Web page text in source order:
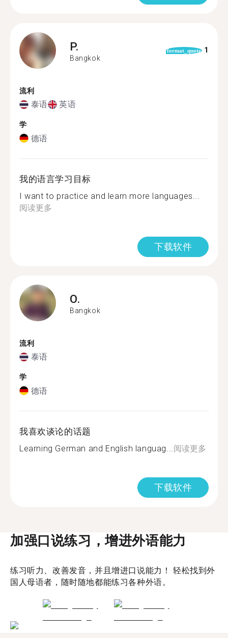
P.
Bangkok
format_quote 1
流利
泰语 英语
学
德语
我的语言学习目标
I want to practice and learn more languages...
阅读更多
下载软件
O.
Bangkok
流利
泰语
学
德语
我喜欢谈论的话题
Learning German and English languag... 阅读更多
下载软件
加强口说练习，增进外语能力
练习听力、改善发音，并且增进口说能力！ 轻松找到外
国人母语者，随时随地都能练习各种外语。